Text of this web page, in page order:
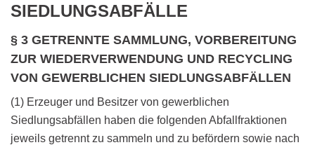
SIEDLUNGSABFÄLLE
§ 3 GETRENNTE SAMMLUNG, VORBEREITUNG
ZUR WIEDERVERWENDUNG UND RECYCLING
VON GEWERBLICHEN SIEDLUNGSABFÄLLEN
(1) Erzeuger und Besitzer von gewerblichen
Siedlungsabfällen haben die folgenden Abfallfraktionen
jeweils getrennt zu sammeln und zu befördern sowie nach